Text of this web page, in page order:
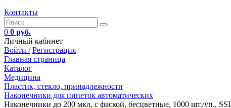
Контакты
0 0 руб.
Личный кабинет
Войти / Регистрация
Главная страница
Каталог
Медицина
Пластик, стекло, принадлежности
Наконечники для пипеток автоматических
Наконечники до 200 мкл, с фаской, бесцветные, 1000 шт./уп., SSI